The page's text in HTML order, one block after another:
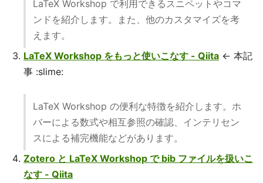
LaTeX Workshop で利用できるスニペットやコマ
ンドを紹介します。また、他のカスタマイズを考
えます。
LaTeX Workshop をもっと使いこなす - Qiita ← 本記
事 :slime:
LaTeX Workshop の便利な特徴を紹介します。ホ
バーによる数式や相互参照の確認、インテリセン
スによる補完機能などがあります。
Zotero と LaTeX Workshop で bib ファイルを扱いこ
なす - Qiita